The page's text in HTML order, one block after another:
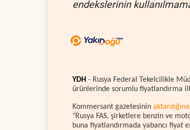
endekslerinin
YDH - Rusya Federal Tekelcilikle
ürünlerinde sorumlu fiyatlandırma
Kommersant gazetesinin aktardığına
"Rusya FAS, şirketlere benzin ve
buna fiyatlandırmada yabancı fiyat